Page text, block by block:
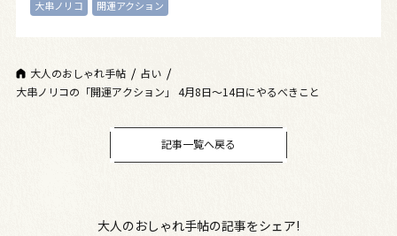
大串ノリコ 開運アクション
大人のおしゃれ手帖
占い
大串ノリコの「開運アクション」 4月8日～14日にやるべきこと
記事一覧へ戻る
大人のおしゃれ手帖の記事をシェア!